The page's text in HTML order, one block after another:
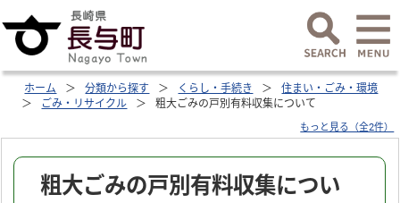
ホーム 分類から探す くらし・手続き
住まい・ごみ・環境
ごみ・リサイクル
粗大ごみの戸別有料収集について
もっと見る（全2件）
粗大ごみの戸別有料収集につい